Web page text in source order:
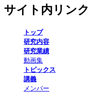
サイト内リンク
トップ
研究内容
研究業績
動画集
トピックス
講義
メンバー